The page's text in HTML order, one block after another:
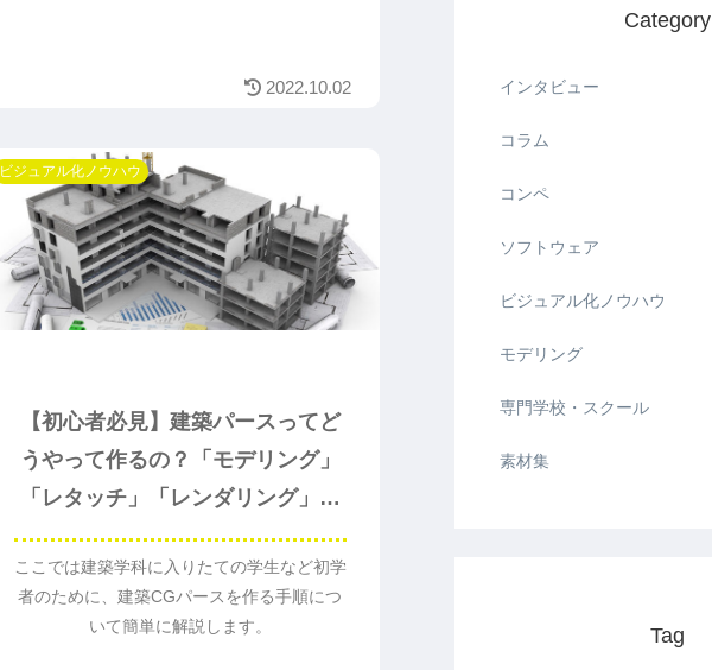
2022.10.02
ビジュアル化ノウハウ
【初心者必見】建築パースってど
うやって作るの？「モデリング」
「レタッチ」「レンダリング」と
は？
ここでは建築学科に入りたての学生など初学
者のために、建築CGパースを作る手順につ
いて簡単に解説します。
Category
インタビュー
コラム
コンペ
ソフトウェア
ビジュアル化ノウハウ
モデリング
専門学校・スクール
素材集
Tag